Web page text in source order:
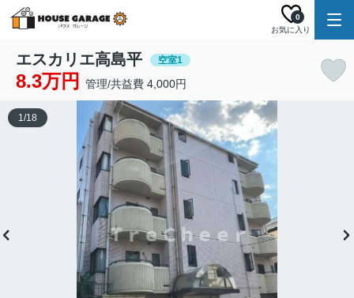
お気に入り
0
エスカリエ高島平 空室1
8.3万円 管理/共益費 4,000円
1/18